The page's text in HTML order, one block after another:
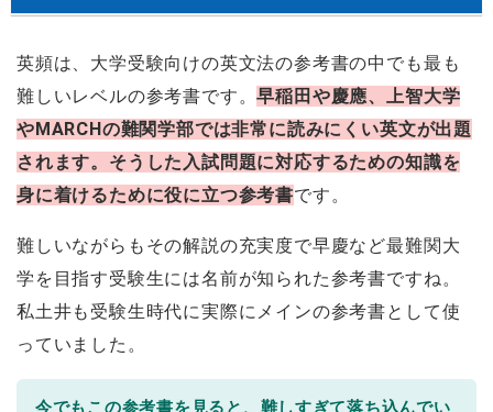
英頻は、大学受験向けの英文法の参考書の中でも最も
難しいレベルの参考書です。早稲田や慶應、上智大学
やMARCHの難関学部では非常に読みにくい英文が出題
されます。そうした入試問題に対応するための知識を
身に着けるために役に立つ参考書です。
難しいながらもその解説の充実度で早慶など最難関大
学を目指す受験生には名前が知られた参考書ですね。
私土井も受験生時代に実際にメインの参考書として使
っていました。
今でもこの参考書を見ると、難しすぎて落ち込んでい